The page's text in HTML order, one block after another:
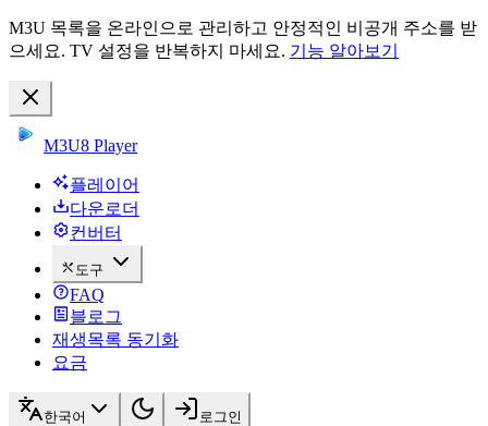
M3U 목록을 온라인으로 관리하고 안정적인 비공개 주소를 받
으세요. TV 설정을 반복하지 마세요. 기능 알아보기
M3U8 Player
플레이어
다운로더
컨버터
도구
FAQ
블로그
재생목록 동기화
요금
한국어 로그인